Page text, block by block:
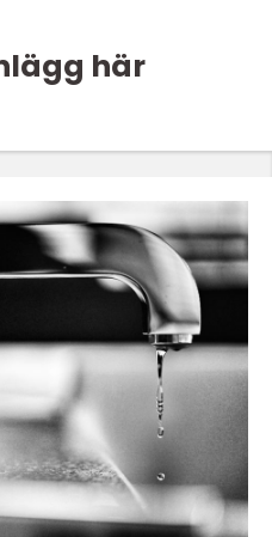
här